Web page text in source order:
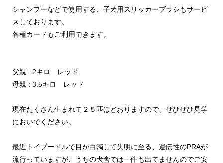
シャンプーなどで使用する、子犬用スリッカーブラシもサービ
スしております。
各種カードもご利用できます。
父親 : 2キロ レッド
母親 : 3.5キロ レッド
現在たくさん生まれて２５匹ほどおりますので、ぜひぜひ見学
においでください。
最近トイプードルで目が白濁して失明に至る、遺伝性のPRAが
流行っていますが、うちの犬舎では一件も出てませんのでご安